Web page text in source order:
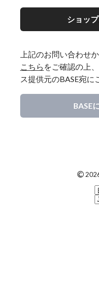
ショッ
上記のお問い合わせ
こちら をご確認の上
ス提供元のBASE宛に
BASE
©